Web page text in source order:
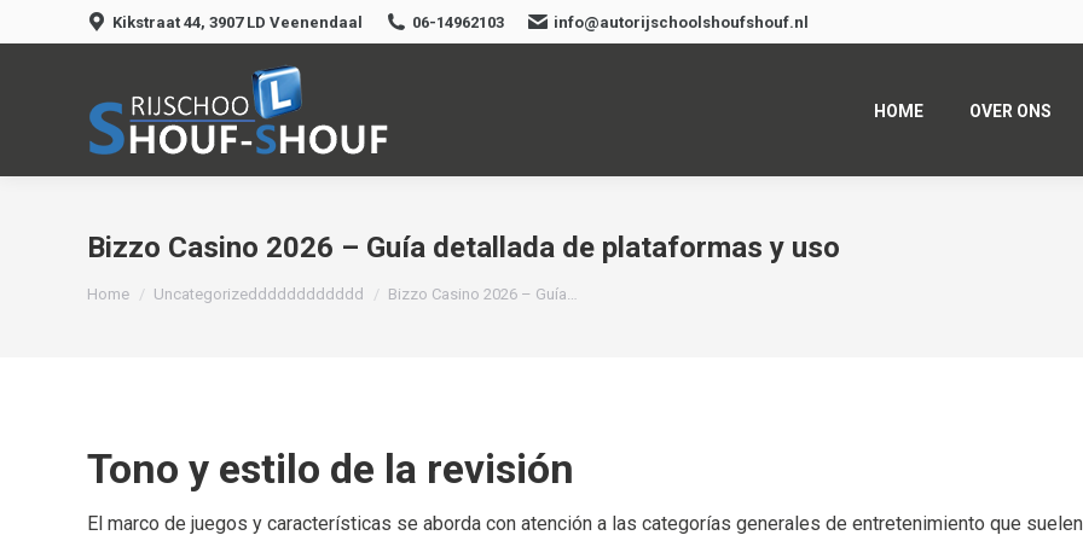
Kikstraat 44, 3907 LD Veenendaal 06-14962103 info@autorijschoolshoufshouf.nl
HOME OVER ONS
Bizzo Casino 2026 – Guía detallada de plataformas y uso
Je bent hier:
Home Uncategorizedddddddddddd Bizzo Casino 2026 – Guía…
Tono y estilo de la revisión
El marco de juegos y características se aborda con atención a las categorías generales de entretenimiento que suelen